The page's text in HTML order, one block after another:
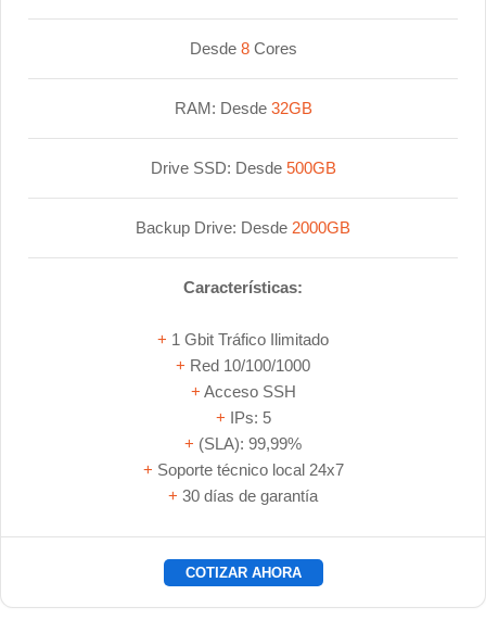
Desde8Cores
RAM: Desde32GB
Drive SSD: Desde500GB
Backup Drive: Desde 2000GB
Características:
+ 1 Gbit Tráfico Ilimitado
+ Red 10/100/1000
+ Acceso SSH
+ IPs: 5
+ (SLA): 99,99%
+ Soporte técnico local 24x7
+ 30 días de garantía
COTIZAR AHORA